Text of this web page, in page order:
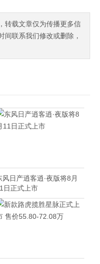
转载文章仅为传播更多信
间联系我们修改或删除，
风日产逍客逍·夜版将8月
日正式上市